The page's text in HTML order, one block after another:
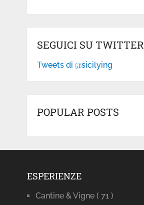
SEGUICI SU TWITTER
Tweets di @sicilying
POPULAR POSTS
ESPERIENZE
Cantine & Vigne ( 71 )